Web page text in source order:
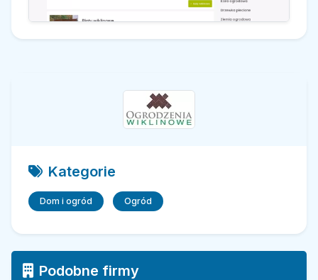
Kategorie
Dom i ogród Ogród
Podobne firmy